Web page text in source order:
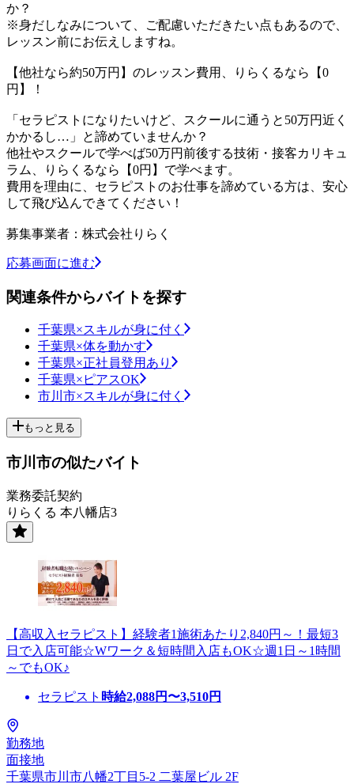
か？
※身だしなみについて、ご配慮いただきたい点もあるので、
レッスン前にお伝えしますね。
【他社なら約50万円】のレッスン費用、りらくるなら【0
円】！
「セラピストになりたいけど、スクールに通うと50万円近く
かかるし…」と諦めていませんか？
他社やスクールで学べば50万円前後する技術・接客カリキュ
ラム、りらくるなら【0円】で学べます。
費用を理由に、セラピストのお仕事を諦めている方は、安心
して飛び込んできてください！
募集事業者：株式会社りらく
応募画面に進む
関連条件からバイトを探す
千葉県×スキルが身に付く
千葉県×体を動かす
千葉県×正社員登用あり
千葉県×ピアスOK
市川市×スキルが身に付く
もっと見る
市川市の似たバイト
業務委託契約
りらくる 本八幡店3
【高収入セラピスト】経験者1施術あたり2,840円～！最短3
日で入店可能☆Wワーク＆短時間入店もOK☆週1日～1時間
～でもOK♪
セラピスト 時給2,088円〜3,510円
勤務地
面接地
千葉県市川市八幡2丁目5-2 二葉屋ビル 2F